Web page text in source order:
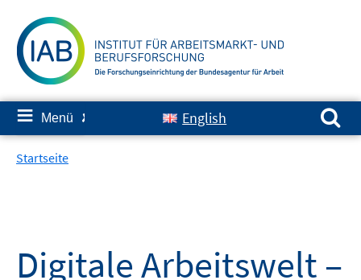
zum
Inhalt
≡ Menü ✘ English
Suchen nach:
Startseite
Digitale Arbeitswelt –